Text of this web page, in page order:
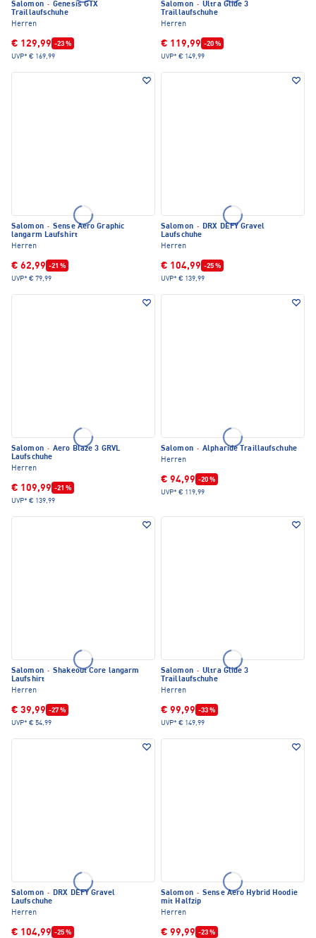
Salomon · Genesis GTX
Traillaufschuhe
Herren
€ 129,99 -23 %
UVP* € 169,99
Salomon · Ultra Glide 3
Traillaufschuhe
Herren
€ 119,99 -20 %
UVP* € 149,99
Salomon · Sense Aero Graphic
langarm Laufshirt
Herren
€ 62,99 -21 %
UVP* € 79,99
Salomon · DRX DEFY Gravel
Laufschuhe
Herren
€ 104,99 -25 %
UVP* € 139,99
Salomon · Aero Blaze 3 GRVL
Laufschuhe
Herren
€ 109,99 -21 %
UVP* € 139,99
Salomon · Alpharide Traillaufschuhe
Herren
€ 94,99 -20 %
UVP* € 119,99
Salomon · Shakeout Core langarm
Laufshirt
Herren
€ 39,99 -27 %
UVP* € 54,99
Salomon · Ultra Glide 3
Traillaufschuhe
Herren
€ 99,99 -33 %
UVP* € 149,99
Salomon · DRX DEFY Gravel
Laufschuhe
Herren
€ 104,99 -25 %
Salomon · Sense Aero Hybrid Hoodie
mit Halfzip
Herren
€ 99,99 -23 %